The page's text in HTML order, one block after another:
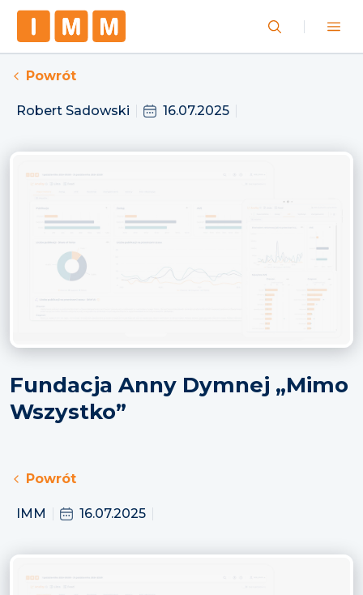
Powrót
Robert Sadowski 16.07.2025
Fundacja Anny Dymnej „Mimo
Wszystko”
Powrót
IMM 16.07.2025